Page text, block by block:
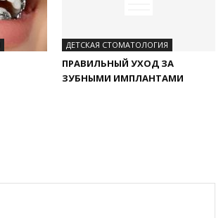
ДЕТСКАЯ СТОМАТОЛОГИЯ
ПРАВИЛЬНЫЙ УХОД ЗА
ЗУБНЫМИ ИМПЛАНТАМИ